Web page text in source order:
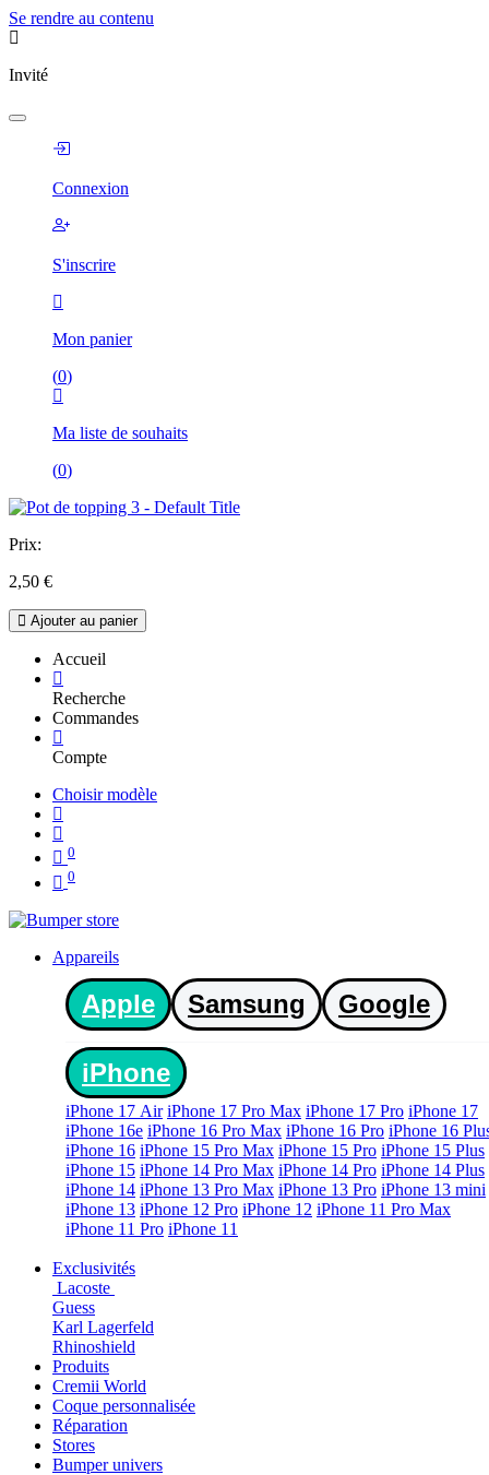
Se rendre au contenu
Invité
Connexion
S'inscrire
Mon panier
(0)
Ma liste de souhaits
(0)
Prix:
2,50 €
Ajouter au panier
Accueil
Recherche
Commandes
Compte
Choisir modèle
0
0
Appareils
Apple Samsung Google
iPhone
iPhone 17 Air iPhone 17 Pro Max iPhone 17 Pro iPhone 17
iPhone 16e iPhone 16 Pro Max iPhone 16 Pro iPhone 16
iPhone 16 iPhone 15 Pro Max iPhone 15 Pro iPhone 15 Plus
iPhone 15 iPhone 14 Pro Max iPhone 14 Pro iPhone 14 Plus
iPhone 14 iPhone 13 Pro Max iPhone 13 Pro iPhone 13 mini
iPhone 13 iPhone 12 Pro iPhone 12 iPhone 11 Pro Max
iPhone 11 Pro iPhone 11
Exclusivités
Lacoste
Guess
Karl Lagerfeld
Rhinoshield
Produits
Cremii World
Coque personnalisée
Réparation
Stores
Bumper univers